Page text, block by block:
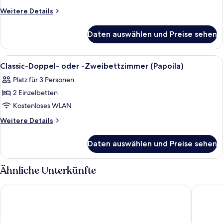
anzeigen
Weitere Details
Weitere
Doppelzimmer
(Glicinia)
Daten auswählen und Preise sehen
Alle
Fotos
für
Classic-
Doppel-
oder
(Papoila)
anzeigen
Ein Schlafzimmer mit einem Bett,
5
Classic-Doppel- oder -Zweibettzimmer (Papoila)
Platz für 3 Personen
2 Einzelbetten
Kostenloses WLAN
Weitere Details
Weitere
Doppel-
oder
-
Zweibettzimmer
(Papoila)
Daten auswählen und Preise sehen
Ähnliche Unterkünfte
Ozadi Tavira Hotel